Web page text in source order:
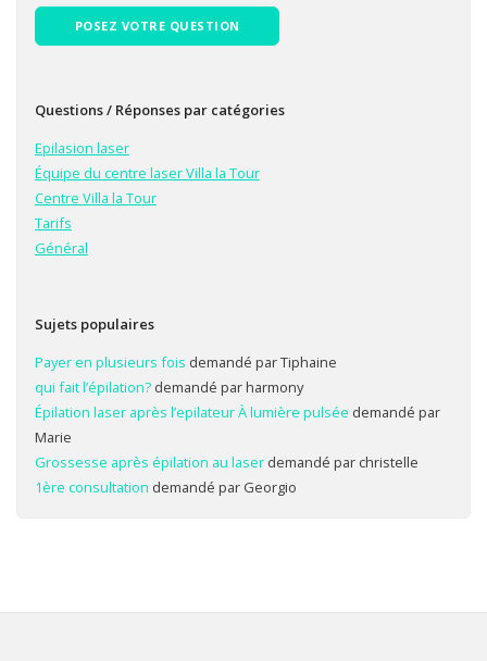
POSEZ VOTRE QUESTION
Questions / Réponses par catégories
Epilasion laser
Équipe du centre laser Villa la Tour
Centre Villa la Tour
Tarifs
Général
Sujets populaires
Payer en plusieurs fois demandé par Tiphaine
qui fait l’épilation?demandé par harmony
Épilation laser après l’epilateur À lumière pulsée demandé par
Marie
Grossesse après épilation au laserdemandé par christelle
1ère consultation demandé par Georgio